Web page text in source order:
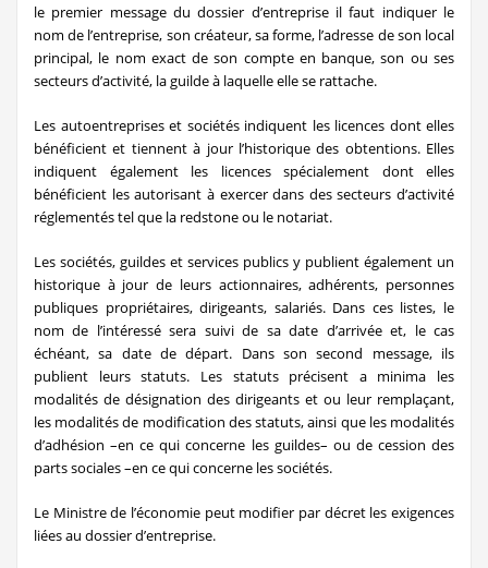
le premier message du dossier d’entreprise il faut indiquer le
nom de l’entreprise, son créateur, sa forme, l’adresse de son local
principal, le nom exact de son compte en banque, son ou ses
secteurs d’activité, la guilde à laquelle elle se rattache.
Les autoentreprises et sociétés indiquent les licences dont elles
bénéficient et tiennent à jour l’historique des obtentions. Elles
indiquent également les licences spécialement dont elles
bénéficient les autorisant à exercer dans des secteurs d’activité
réglementés tel que la redstone ou le notariat.
Les sociétés, guildes et services publics y publient également un
historique à jour de leurs actionnaires, adhérents, personnes
publiques propriétaires, dirigeants, salariés. Dans ces listes, le
nom de l’intéressé sera suivi de sa date d’arrivée et, le cas
échéant, sa date de départ. Dans son second message, ils
publient leurs statuts. Les statuts précisent a minima les
modalités de désignation des dirigeants et ou leur remplaçant,
les modalités de modification des statuts, ainsi que les modalités
d’adhésion –en ce qui concerne les guildes– ou de cession des
parts sociales –en ce qui concerne les sociétés.
Le Ministre de l’économie peut modifier par décret les exigences
liées au dossier d’entreprise.